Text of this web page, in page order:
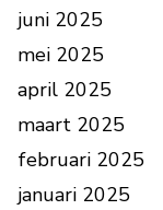
juni 2025
mei 2025
april 2025
maart 2025
februari 2025
januari 2025